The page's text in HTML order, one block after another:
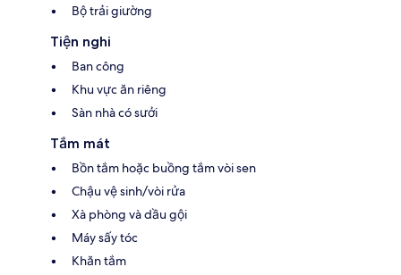
Bộ trải giường
Tiện nghi
Ban công
Khu vực ăn riêng
Sàn nhà có sưởi
Tắm mát
Bồn tắm hoặc buồng tắm vòi sen
Chậu vệ sinh/vòi rửa
Xà phòng và dầu gội
Máy sấy tóc
Khăn tắm